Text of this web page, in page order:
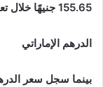
155.65 جنيهًا خلال تعاملات اليوم في البنوك.
الدرهم الإماراتي